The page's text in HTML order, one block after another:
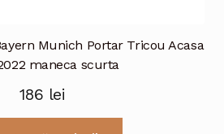
Munich Portar Tricou Acasa
maneca scurta
186 lei